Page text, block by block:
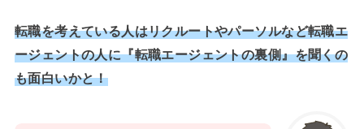
転職を考えている人はリクルートやパーソルなど転職エ
ージェントの人に『転職エージェントの裏側』を聞くの
も面白いかと！